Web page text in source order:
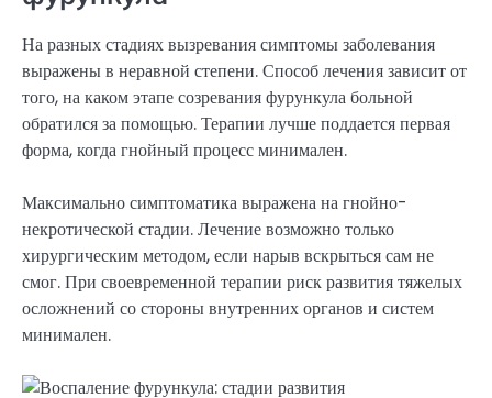
На разных стадиях вызревания симптомы заболевания
выражены в неравной степени. Способ лечения зависит от
того, на каком этапе созревания фурункула больной
обратился за помощью. Терапии лучше поддается первая
форма, когда гнойный процесс минимален.
Максимально симптоматика выражена на гнойно-
некротической стадии. Лечение возможно только
хирургическим методом, если нарыв вскрыться сам не
смог. При своевременной терапии риск развития тяжелых
осложнений со стороны внутренних органов и систем
минимален.